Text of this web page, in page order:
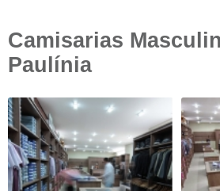
Camisarias
Paulínia